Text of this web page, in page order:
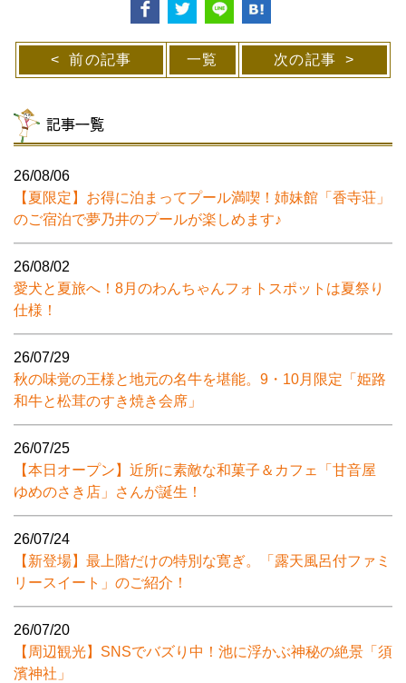
前の記事 一覧 次の記事
記事一覧
26/08/06
【夏限定】お得に泊まってプール満喫！姉妹館「香寺荘」
のご宿泊で夢乃井のプールが楽しめます♪
26/08/02
愛犬と夏旅へ！8月のわんちゃんフォトスポットは夏祭り
仕様！
26/07/29
秋の味覚の王様と地元の名牛を堪能。9・10月限定「姫路
和牛と松茸のすき焼き会席」
26/07/25
【本日オープン】近所に素敵な和菓子＆カフェ「甘音屋
ゆめのさき店」さんが誕生！
26/07/24
【新登場】最上階だけの特別な寛ぎ。「露天風呂付ファミ
リースイート」のご紹介！
26/07/20
【周辺観光】SNSでバズり中！池に浮かぶ神秘の絶景「須
濱神社」